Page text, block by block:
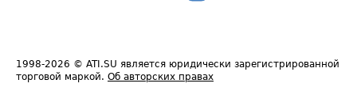
1998-2026 © ATI.SU является юридически зарегистрированной
торговой маркой. Об авторских правах